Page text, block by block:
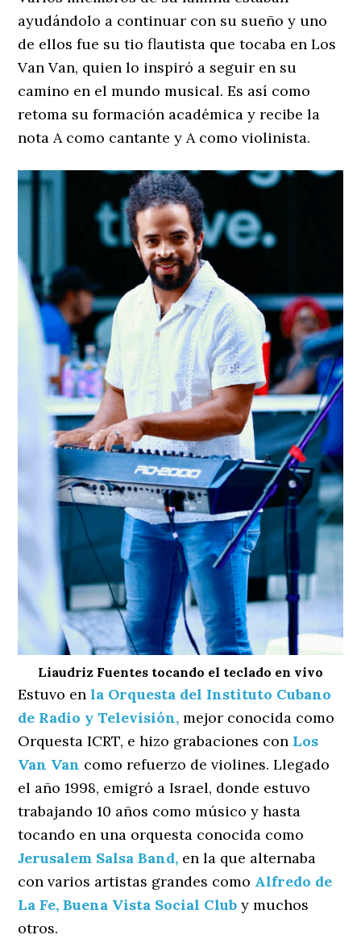
ayudándolo a continuar con su sueño y uno
de ellos fue su tio flautista que tocaba en Los
Van Van, quien lo inspiró a seguir en su
camino en el mundo musical. Es así como
retoma su formación académica y recibe la
nota A como cantante y A como violinista.
Liaudriz Fuentes tocando el teclado en vivo
Estuvo enla Orquesta del Instituto Cubano
de Radio y Televisión, mejor conocida como
Orquesta ICRT, e hizo grabaciones con Los
Van Van como refuerzo de violines. Llegado
el año 1998, emigró a Israel, donde estuvo
trabajando 10 años como músico y hasta
tocando en una orquesta conocida como
Jerusalem Salsa Band, en la que alternaba
con varios artistas grandes como Alfredo de
La Fe, Buena Vista Social Club y muchos
otros.